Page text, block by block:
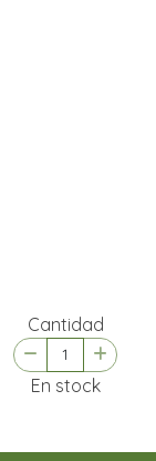
Cantidad
En stock